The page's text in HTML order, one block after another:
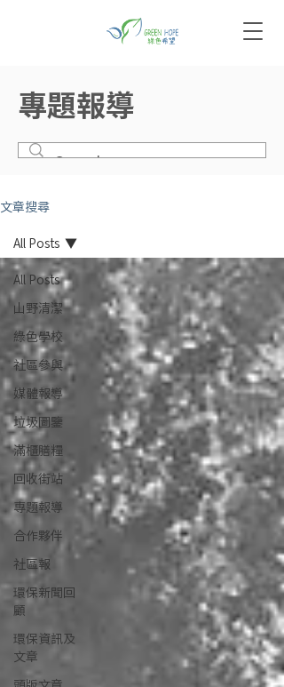
專題報導
文章搜尋
All Posts
山野清潔
綠色學校
社區參與
媒體報導
垃圾圖鑒
滿櫃膳糧
回收街站
專題報導
合作夥伴
社區報
環保新聞回
顧
環保資訊及
文章
All Posts